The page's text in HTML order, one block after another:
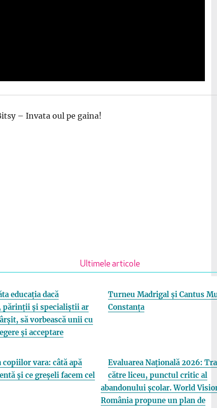
– Invata oul pe gaina!
Ultimele articole
educația dacă
părinții și specialiștii ar
să vorbească unii cu
și acceptare
Turneu Madrigal și Cantus
Constanța
copiilor vara: câtă apă
și ce greșeli facem cel
Evaluarea Națională 2026:
către liceu, punctul critic al
abandonului școlar. World
România propune un plan de